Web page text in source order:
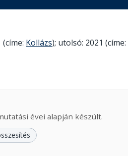
Kollázs); utolsó: 2021 (címe:
évei alapján készült.